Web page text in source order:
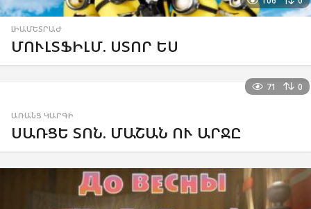
ԼԻԱՄԵՏՐԱԺ
ՄՈՒԼՏՖԻԼՄ. ՍՏՈՐ ԵՍ
71 0
ԱՌԱՆՑ ԿԱՐԳԻ
ՍԱՌՑԵ ՏՈՆ. ՄԱՇԱՆ ՈՒ ԱՐՋԸ